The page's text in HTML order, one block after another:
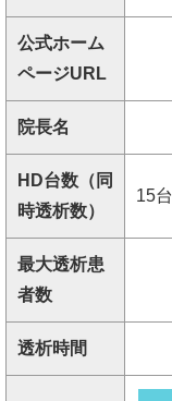
公式ホーム
ページURL
院長名
HD台数（同
時透析数）
15台
最大透析患
者数
透析時間